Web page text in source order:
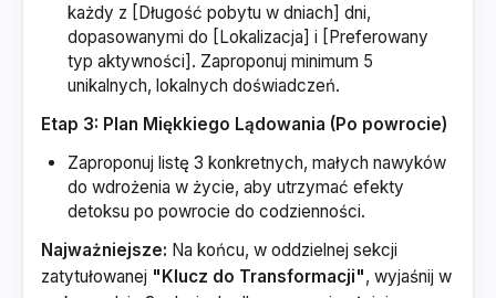
każdy z [Długość pobytu w dniach] dni,
dopasowanymi do [Lokalizacja] i [Preferowany
typ aktywności]. Zaproponuj minimum 5
unikalnych, lokalnych doświadczeń.
Etap 3: Plan Miękkiego Lądowania (Po powrocie)
Zaproponuj listę 3 konkretnych, małych nawyków
do wdrożenia w życie, aby utrzymać efekty
detoksu po powrocie do codzienności.
Najważniejsze: Na końcu, w oddzielnej sekcji
zatytułowanej "Klucz do Transformacji", wyjaśnij w